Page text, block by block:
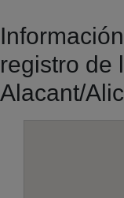
registro de
Alacant/